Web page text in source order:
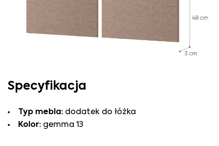
Specyfikacja
Typ mebla: dodatek do łóżka
Kolor: gemma 13